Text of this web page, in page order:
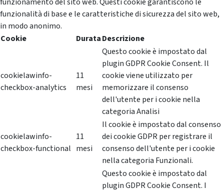
funzionalità di base e le caratteristiche di sicurezza del sito web,
in modo anonimo.
Cookie
DurataDescrizione
cookielawinfo-
checkbox-analytics
11
mesi
Questo cookie è impostato dal
plugin GDPR Cookie Consent. Il
cookie viene utilizzato per
memorizzare il consenso
dell'utente per i cookie nella
categoria Analisi
cookielawinfo-
checkbox-functional
11
mesi
Il cookie è impostato dal consenso
dei cookie GDPR per registrare il
consenso dell'utente per i cookie
nella categoria Funzionali.
Questo cookie è impostato dal
plugin GDPR Cookie Consent. I